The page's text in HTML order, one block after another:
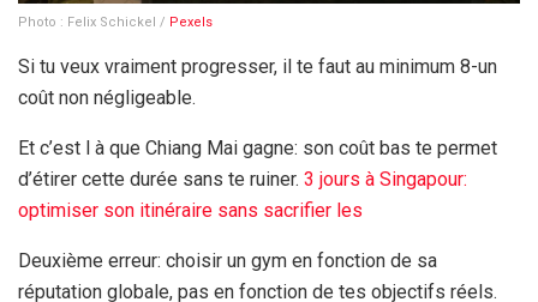
Photo : Felix Schickel / Pexels
Si tu veux vraiment progresser, il te faut au minimum 8-un
coût non négligeable.
Et c’est l à que Chiang Mai gagne: son coût bas te permet
d’étirer cette durée sans te ruiner. 3 jours à Singapour:
optimiser son itinéraire sans sacrifier les
Deuxième erreur: choisir un gym en fonction de sa
réputation globale, pas en fonction de tes objectifs réels.